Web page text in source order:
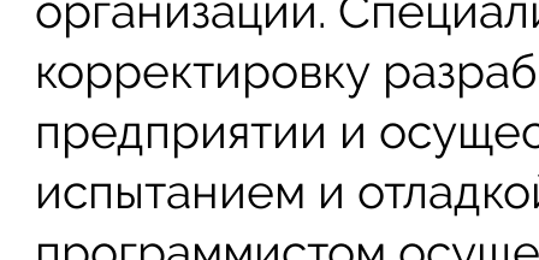
корректировку
предприятии и
испытанием и